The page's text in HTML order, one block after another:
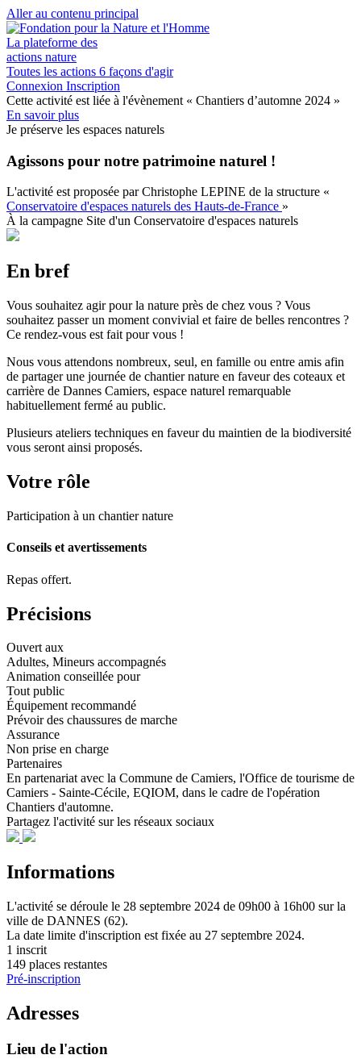
Aller au contenu principal
La plateforme des
actions nature
Toutes les actions 6 façons d'agir
Connexion Inscription
Cette activité est liée à l'évènement « Chantiers d’automne 2024 »
En savoir plus
Je préserve les espaces naturels
Agissons pour notre patrimoine naturel !
L'activité est proposée parChristophe LEPINE de la structure «
Conservatoire d'espaces naturels des Hauts-de-France »
À la campagne Site d'un Conservatoire d'espaces naturels
En bref
Vous souhaitez agir pour la nature près de chez vous ? Vous
souhaitez passer un moment convivial et faire de belles rencontres ?
Ce rendez-vous est fait pour vous !
Nous vous attendons nombreux, seul, en famille ou entre amis afin
de partager une journée de chantier nature en faveur des coteaux et
carrière de Dannes Camiers, espace naturel remarquable
habituellement fermé au public.
Plusieurs ateliers techniques en faveur du maintien de la biodiversité
vous seront ainsi proposés.
Votre rôle
Participation à un chantier nature
Conseils et avertissements
Repas offert.
Précisions
Ouvert aux
Adultes, Mineurs accompagnés
Animation conseillée pour
Tout public
Équipement recommandé
Prévoir des chaussures de marche
Assurance
Non prise en charge
Partenaires
En partenariat avec la Commune de Camiers, l'Office de tourisme de
Camiers - Sainte-Cécile, EQIOM, dans le cadre de l'opération
Chantiers d'automne.
Partagez l'activité sur les réseaux sociaux
Informations
L'activité se déroule le 28 septembre 2024 de 09h00 à 16h00 sur la
ville de DANNES (62).
La date limite d'inscription est fixée au 27 septembre 2024.
1 inscrit
149 places restantes
Pré-inscription
Adresses
Lieu de l'action